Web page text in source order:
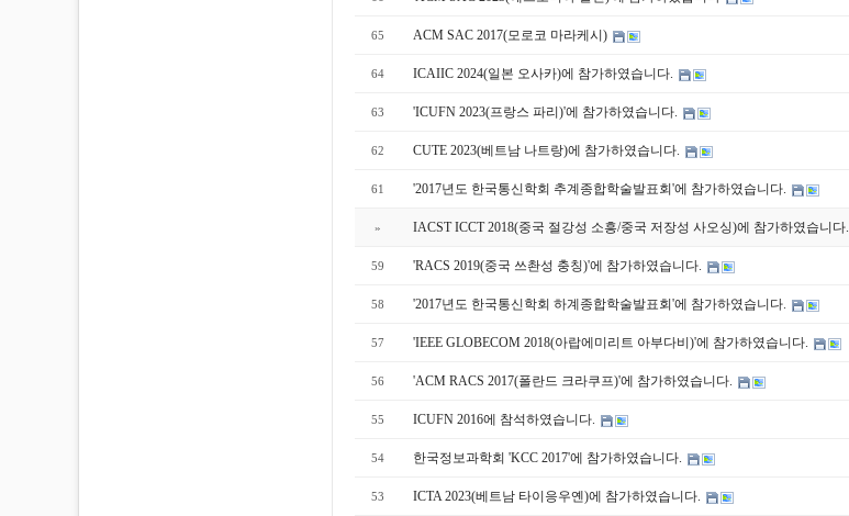
65 ACM SAC 2017(모로코 마라케시)
64 ICAIIC 2024(일본 오사카)에 참가하였습니다.
63 'ICUFN 2023(프랑스 파리)'에 참가하였습니다.
62 CUTE 2023(베트남 나트랑)에 참가하였습니다.
61 '2017년도 한국통신학회 추계종합학술발표회'에 참가하였습니다.
» IACST ICCT 2018(중국 절강성 소흥/중국 저장성 사오싱)에 참가하였습니다.
59 'RACS 2019(중국 쓰촨성 충칭)'에 참가하였습니다.
58 '2017년도 한국통신학회 하계종합학술발표회'에 참가하였습니다.
57 'IEEE GLOBECOM 2018(아랍에미리트 아부다비)'에 참가하였습니다.
56 'ACM RACS 2017(폴란드 크라쿠프)'에 참가하였습니다.
55 ICUFN 2016에 참석하였습니다.
54 한국정보과학회 'KCC 2017'에 참가하였습니다.
53 ICTA 2023(베트남 타이응우옌)에 참가하였습니다.